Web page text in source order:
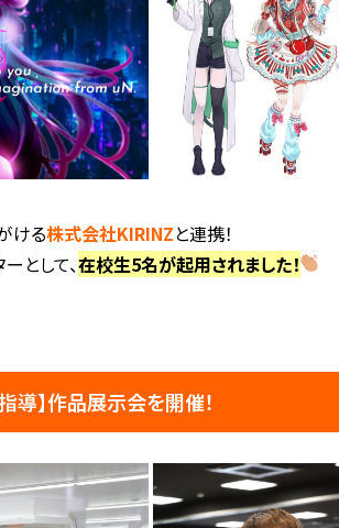
ける株式会社KIRINZと連携！
として、在校生5名が起用されました！
】作品展示会を開催！